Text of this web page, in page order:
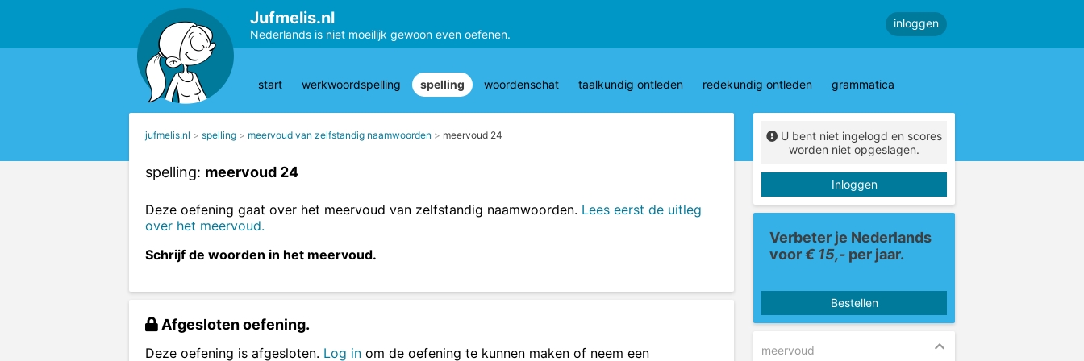
Jufmelis.nl
Nederlands is niet moeilijk gewoon even oefenen.
inloggen
start werkwoordspelling spelling woordenschat taalkundig ontleden redekundig ontleden grammatica
jufmelis.nl spelling meervoud van zelfstandig naamwoorden meervoud 24
spelling: meervoud 24
Deze oefening gaat over het meervoud van zelfstandig naamwoorden. Lees eerst de uitleg
over het meervoud.
Schrijf de woorden in het meervoud.
Afgesloten oefening.
Deze oefening is afgesloten. Log in om de oefening te kunnen maken of neem een
U bent niet ingelogd en scores
worden niet opgeslagen.
Inloggen
Verbeter je Nederlands
voor€ 15,- per jaar.
Bestellen
meervoud